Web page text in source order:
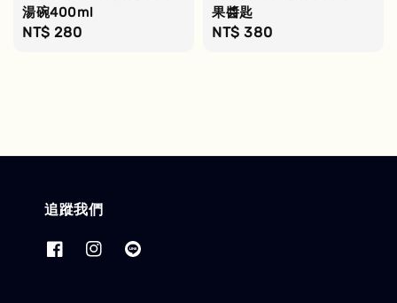
湯碗400ml
Regular
NT$ 280
果醬匙
Regular
NT$ 380
追蹤我們